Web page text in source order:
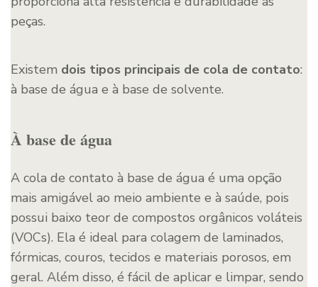
peças.
Existem dois tipos principais de cola de contato:
à base de água e à base de solvente.
À base de água
A cola de contato à base de água é uma opção
mais amigável ao meio ambiente e à saúde, pois
possui baixo teor de compostos orgânicos voláteis
(VOCs). Ela é ideal para colagem de laminados,
fórmicas, couros, tecidos e materiais porosos, em
geral. Além disso, é fácil de aplicar e limpar, sendo